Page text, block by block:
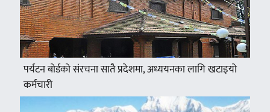
पर्यटन बोर्डको संरचना सातै प्रदेशमा, अध्ययनका लागि खटाइयो
कर्मचारी